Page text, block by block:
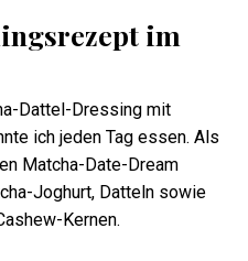
im
Dattel-Dressing mit
ich jeden Tag essen. Als
Matcha-Date-Dream
Joghurt, Datteln sowie
Kernen.